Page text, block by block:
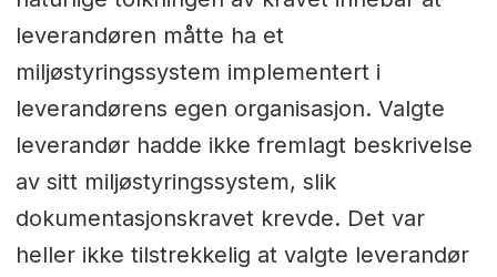
leverandøren måtte ha et
miljøstyringssystem implementert i
leverandørens egen organisasjon. Valgte
leverandør hadde ikke fremlagt beskrivelse
av sitt miljøstyringssystem, slik
dokumentasjonskravet krevde. Det var
heller ikke tilstrekkelig at valgte leverandør